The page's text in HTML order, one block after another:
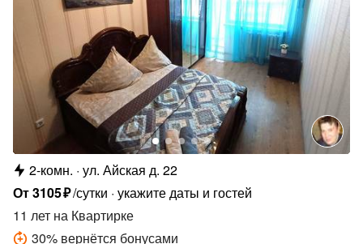
2-комн. ул. Айская д. 22
От3105₽/сутки укажите даты и гостей
11 лет на Квартирке
30% вернётся бонусами